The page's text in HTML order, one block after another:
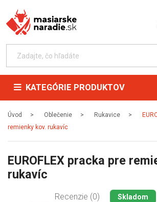
KATEGÓRIE PRODUKTOV
Úvod Oblečenie Rukavice
remienky kov. rukavíc
EUROFLEX pracka pre
rukavíc
Recenzie (0) Skladom